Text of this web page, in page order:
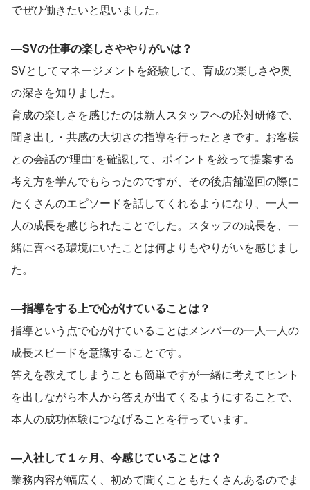
でぜひ働きたいと思いました。
―SVの仕事の楽しさややりがいは？
SVとしてマネージメントを経験して、育成の楽しさや奥
の深さを知りました。
育成の楽しさを感じたのは新人スタッフへの応対研修で、
聞き出し・共感の大切さの指導を行ったときです。お客様
との会話の“理由”を確認して、ポイントを絞って提案する
考え方を学んでもらったのですが、その後店舗巡回の際に
たくさんのエピソードを話してくれるようになり、一人一
人の成長を感じられたことでした。スタッフの成長を、一
緒に喜べる環境にいたことは何よりもやりがいを感じまし
た。
―指導をする上で心がけていることは？
指導という点で心がけていることはメンバーの一人一人の
成長スピードを意識することです。
答えを教えてしまうことも簡単ですが一緒に考えてヒント
を出しながら本人から答えが出てくるようにすることで、
本人の成功体験につなげることを行っています。
―入社して１ヶ月、今感じていることは？
業務内容が幅広く、初めて聞くこともたくさんあるのでま